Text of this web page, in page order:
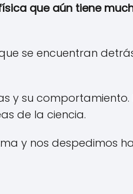
que aún tiene
se encuentran
y su comportamiento.
de la ciencia.
y nos despedimos